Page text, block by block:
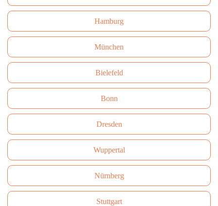
Hamburg
München
Bielefeld
Bonn
Dresden
Wuppertal
Nürnberg
Stuttgart